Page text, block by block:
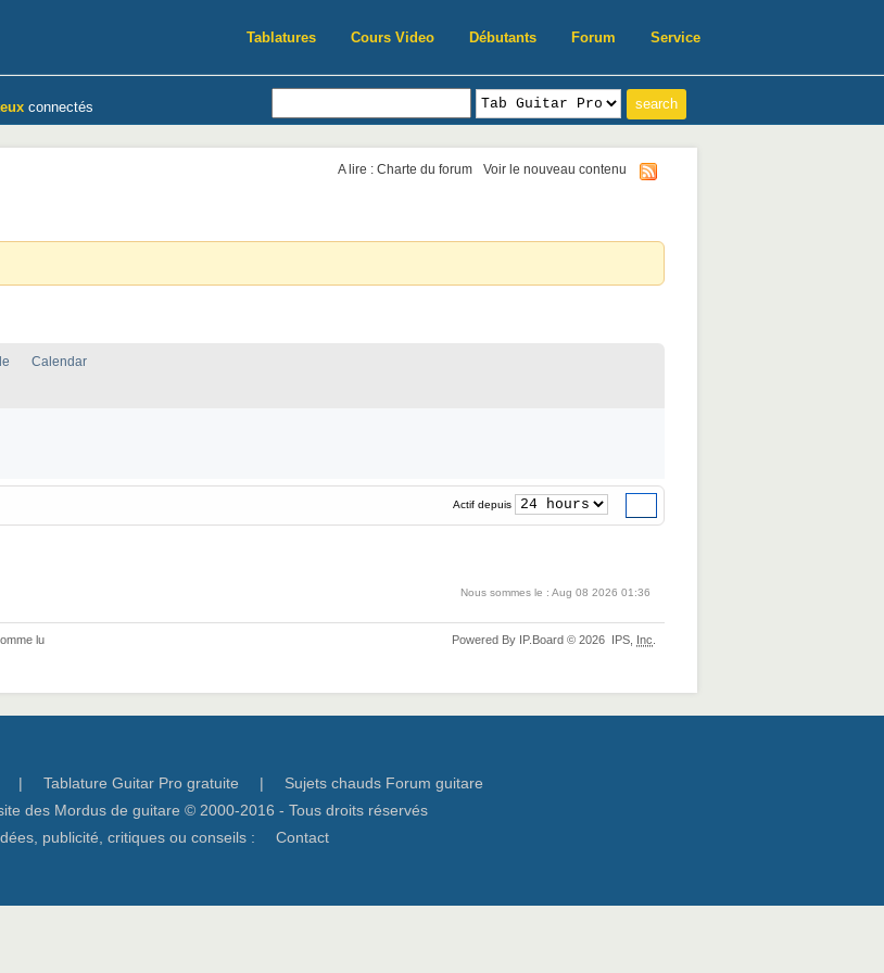
Tablatures Cours Video Débutants Forum Service
connectés
A lire : Charte du forum Voir le nouveau contenu
Calendar
Actif depuis
Nous sommes le : Aug 08 2026 01:36
lu Powered By IP.Board © 2026 IPS, Inc
| Tablature Guitar Pro gratuite |
Sujets chauds Forum guitare
des Mordus de guitare © 2000-2016 - Tous droits réservés
publicité, critiques ou conseils :
Contact